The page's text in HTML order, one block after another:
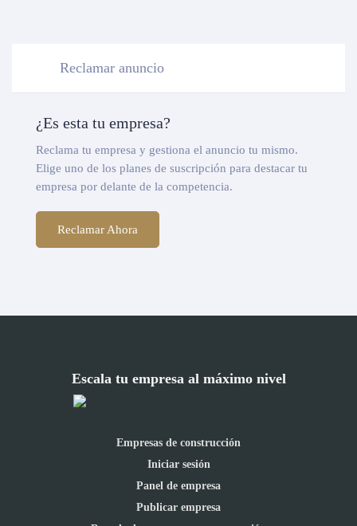
Reclamar anuncio
¿Es esta tu empresa?
Reclama tu empresa y gestiona el anuncio tu mismo.
Elige uno de los planes de suscripción para destacar tu
empresa por delante de la competencia.
Reclamar Ahora
Escala tu empresa al máximo nivel
Empresas de construcción
Iniciar sesión
Panel de empresa
Publicar empresa